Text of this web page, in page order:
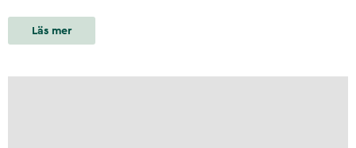
Läs mer